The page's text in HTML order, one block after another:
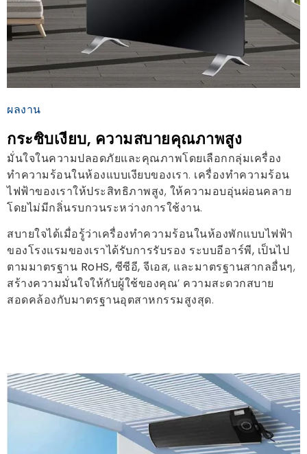
ผลงาน
กระซิบเงียบ, ความสบายคุณภาพสูง
มั่นใจในความปลอดภัยและคุณภาพโดยเลือกกลุ่มเครื่อง
ทำความร้อนในห้องแบบเงียบของเรา. เครื่องทำความร้อน
ไฟฟ้าของเราให้ประสิทธิภาพสูง, ให้ความอบอุ่นผ่อนคลาย
โดยไม่มีกลิ่นรบกวนระหว่างการใช้งาน.
สบายใจได้เมื่อรู้ว่าเครื่องทำความร้อนในห้องพักแบบไฟฟ้า
ของโรงแรมของเราได้รับการรับรอง ระบบอีอาร์พี, เป็นไป
ตามมาตรฐาน RoHS, ซีซีอี, จีเอส, และมาตรฐานสากลอื่นๆ,
สร้างความมั่นใจให้กับผู้ใช้ของคุณ’ ความสะดวกสบาย
สอดคล้องกับมาตรฐานอุตสาหกรรมสูงสุด.